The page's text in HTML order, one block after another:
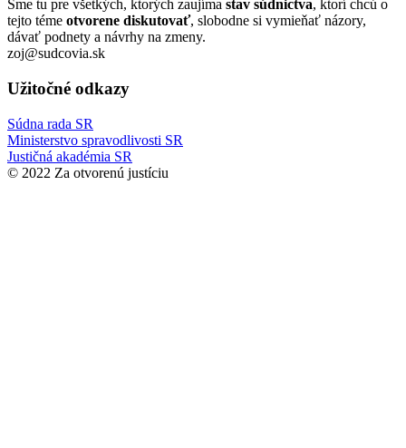
Sme tu pre všetkých, ktorých zaujíma stav súdnictva, ktorí chcú o
tejto téme otvorene diskutovať, slobodne si vymieňať názory,
dávať podnety a návrhy na zmeny.
zoj@sudcovia.sk
Užitočné odkazy
Súdna rada SR
Ministerstvo spravodlivosti SR
Justičná akadémia SR
© 2022 Za otvorenú justíciu